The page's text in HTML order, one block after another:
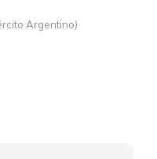
Argentino)